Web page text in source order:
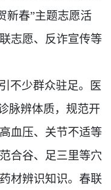
新春”主题志愿活
志愿、反诈宣传等
不少群众驻足。
医
脉辨体质，规范开
血压、关节不适等
合谷、足三里等穴
材辨识知识。春联